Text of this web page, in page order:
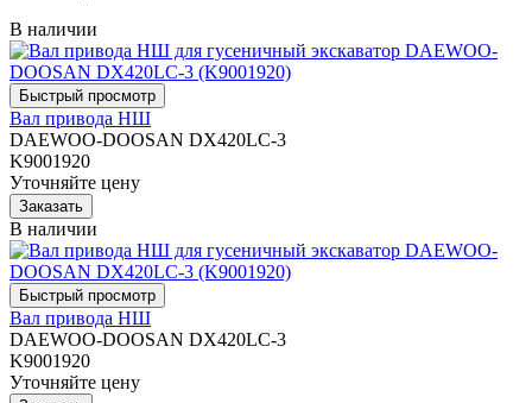
В наличии
Вал привода НШ
DAEWOO-DOOSAN DX420LC-3
K9001920
Уточняйте цену
В наличии
Вал привода НШ
DAEWOO-DOOSAN DX420LC-3
K9001920
Уточняйте цену